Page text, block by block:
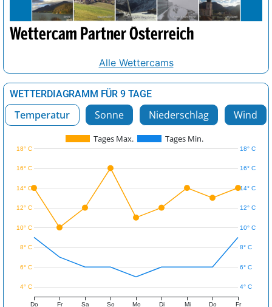
Wettercam Partner Österreich
Alle Wettercams
WETTERDIAGRAMM FÜR 9 TAGE
Temperatur Sonne Niederschlag Wind
Tages Max. Tages Min.
Do Fr Sa So Mo Di Mi Do Fr
4° C
6° C
8° C
10° C
12° C
14° C
16° C
18° C
4° C
6° C
8° C
10° C
12° C
14° C
16° C
18° C